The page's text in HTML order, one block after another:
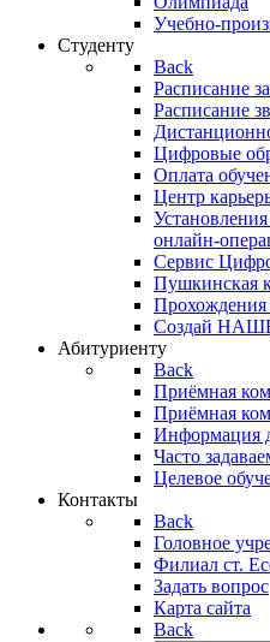
Учебно-
Студенту
Back
Расписание
Расписание
Цифровые
Оплата
Центр
онлайн-
Сервис
Пушкинская
Прохождения
Создай
Абитуриенту
Back
Приёмная
Приёмная
Информация
Часто
Целевое
Контакты
Back
Головное
Филиал ст.
Задать вопрос
Карта сайта
Back